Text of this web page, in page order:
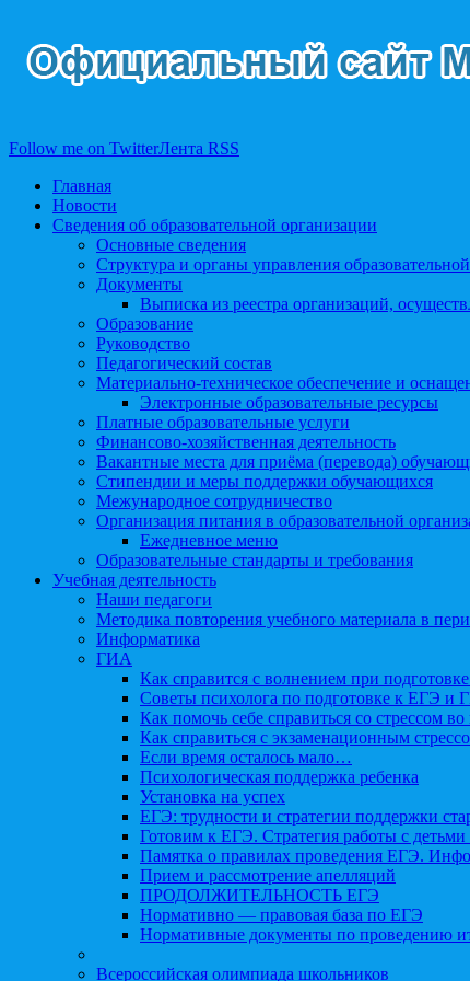
Follow me on TwitterЛента RSS
Главная
Новости
Сведения об образовательной организации
Основные сведения
Структура и органы управления
Документы
Выписка из реестра организаций,
Образование
Руководство
Педагогический состав
Материально-техническое обеспечение и
Электронные образовательные ресурсы
Платные образовательные услуги
Финансово-хозяйственная деятельность
Вакантные места для приёма (перевода)
Стипендии и меры поддержки обучающихся
Межународное сотрудничество
Организация питания в образовательной
Ежедневное меню
Образовательные стандарты и требования
Учебная деятельность
Наши педагоги
Методика повторения учебного материала в
Информатика
ГИА
Как справится с волнением при подготовке
Советы психолога по подготовке к ЕГЭ и
Как помочь себе справиться со стрессом
Как справиться с экзаменационным
Если время осталось мало…
Психологическая поддержка ребенка
Установка на успех
ЕГЭ: трудности и стратегии поддержки
Готовим к ЕГЭ. Стратегия работы с
Памятка о правилах проведения ЕГЭ.
Прием и рассмотрение апелляций
ПРОДОЛЖИТЕЛЬНОСТЬ ЕГЭ
Нормативно — правовая база по ЕГЭ
Нормативные документы по проведению
Всероссийская олимпиада школьников